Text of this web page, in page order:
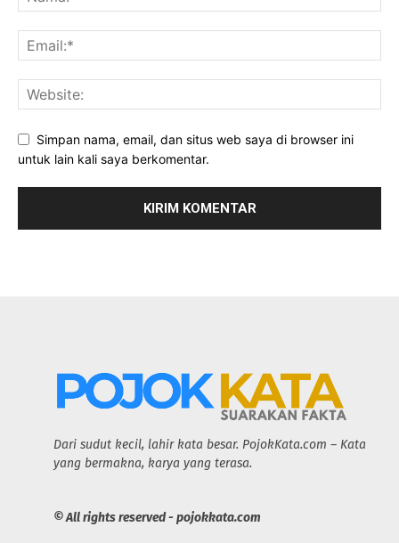
Simpan nama, email, dan situs web saya di browser ini
untuk lain kali saya berkomentar.
Dari sudut kecil, lahir kata besar. PojokKata.com – Kata
yang bermakna, karya yang terasa.
© All rights reserved - pojokkata.com